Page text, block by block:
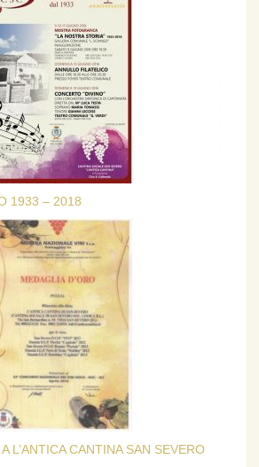
1933 – 2018
L’ANTICA CANTINA SAN SEVERO